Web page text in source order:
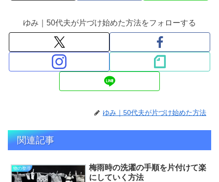
ゆみ｜50代夫が片づけ始めた方法をフォローする
ゆみ｜50代夫が片づけ始めた方法
関連記事
物の整理
梅雨時の洗濯の手順を片付けて楽
にしていく方法